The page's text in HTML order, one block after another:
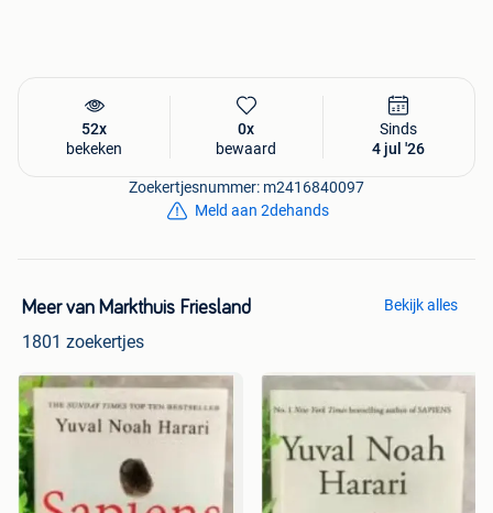
52x
bekeken
0x
bewaard
Sinds
4 jul '26
Zoekertjesnummer: m2416840097
Meld aan 2dehands
Meer van Markthuis Friesland
1801 zoekertjes
Bekijk alles